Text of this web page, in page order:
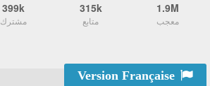
1.9M
معجب
315k
متابع
399k
مشترك